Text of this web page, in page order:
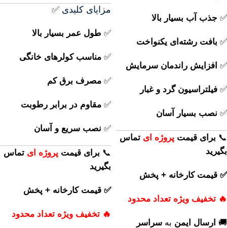
✅ جذب آب بسیار بالا
✅ بافت رشته‌ای یکنواخت
✅ افزایش راندمان سرمایش
✅ فیلتراسیون گرد و غبار
✅ نصب بسیار آسان
📞 برای قیمت پروژه ای تماس
بگیرید
✅ قیمت کارخانه + پخش
🔥 تخفیف ویژه تعداد محدود
🚚 ارسال ایمن به سراسر
مزایای کلیدی ✅
✅ طول عمر بسیار بالا
✅ مناسب کولرهای خانگی
✅ مصرف برق کم
✅ مقاوم در برابر رطوبت
✅ نصب سریع و آسان
📞 برای قیمت پروژه ای تماس
بگیرید
✅ قیمت کارخانه + پخش
🔥 تخفیف ویژه تعداد محدود